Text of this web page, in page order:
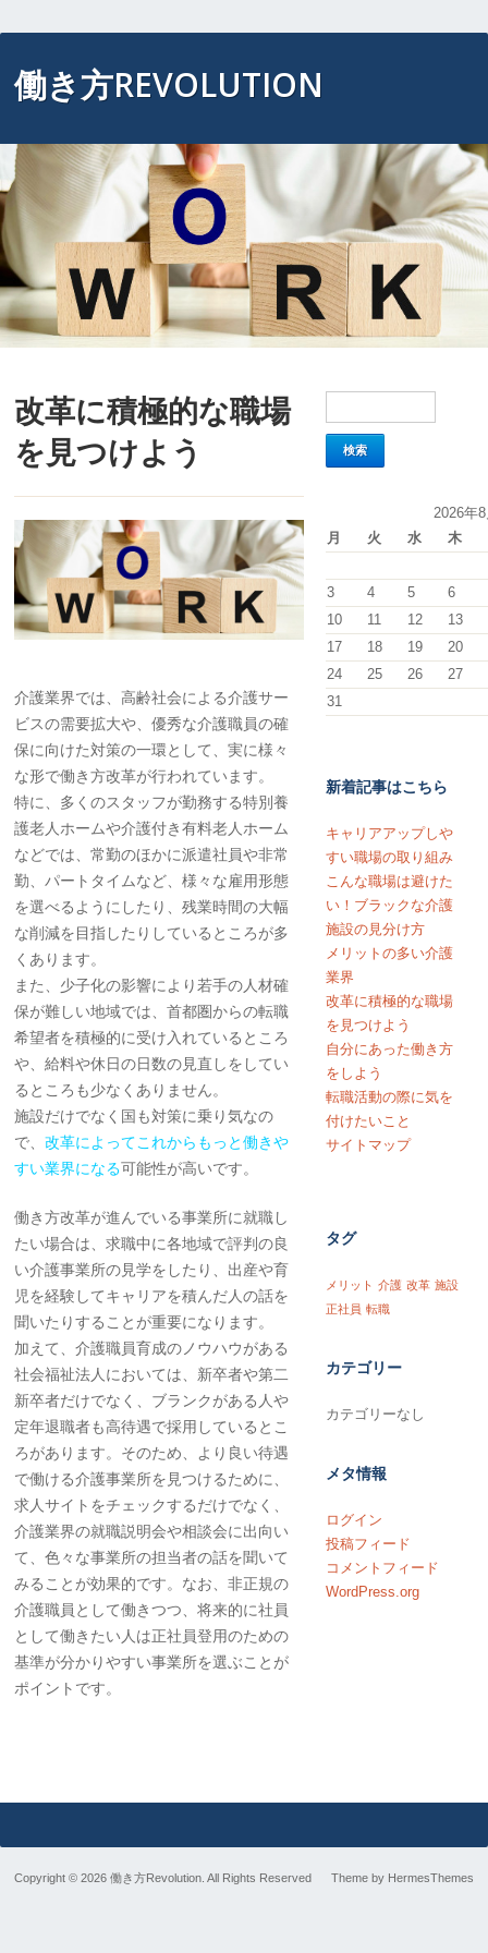
働き方REVOLUTION
改革に積極的な職場
を見つけよう
介護業界では、高齢社会による介護サー
ビスの需要拡大や、優秀な介護職員の確
保に向けた対策の一環として、実に様々
な形で働き方改革が行われています。
特に、多くのスタッフが勤務する特別養
護老人ホームや介護付き有料老人ホーム
などでは、常勤のほかに派遣社員や非常
勤、パートタイムなど、様々な雇用形態
を選べるようにしたり、残業時間の大幅
な削減を目指したりしているところが多
くあります。
また、少子化の影響により若手の人材確
保が難しい地域では、首都圏からの転職
希望者を積極的に受け入れているところ
や、給料や休日の日数の見直しをしてい
るところも少なくありません。
施設だけでなく国も対策に乗り気なの
で、改革によってこれからもっと働きや
すい業界になる可能性が高いです。
働き方改革が進んでいる事業所に就職し
たい場合は、求職中に各地域で評判の良
い介護事業所の見学をしたり、出産や育
児を経験してキャリアを積んだ人の話を
聞いたりすることが重要になります。
加えて、介護職員育成のノウハウがある
社会福祉法人においては、新卒者や第二
新卒者だけでなく、ブランクがある人や
定年退職者も高待遇で採用しているとこ
ろがあります。そのため、より良い待遇
で働ける介護事業所を見つけるために、
求人サイトをチェックするだけでなく、
介護業界の就職説明会や相談会に出向い
て、色々な事業所の担当者の話を聞いて
みることが効果的です。なお、非正規の
介護職員として働きつつ、将来的に社員
として働きたい人は正社員登用のための
基準が分かりやすい事業所を選ぶことが
ポイントです。
2026年
月
火 水 木
3 4 5 6
10
11 12 13
17
18 19 20
24
25 26 27
31
新着記事はこちら
キャリアアップしや
すい職場の取り組み
こんな職場は避けた
い！ブラックな介護
施設の見分け方
メリットの多い介護
業界
改革に積極的な職場
を見つけよう
自分にあった働き方
をしよう
転職活動の際に気を
付けたいこと
サイトマップ
タグ
メリット 介護 改革 施設
正社員 転職
カテゴリー
カテゴリーなし
メタ情報
ログイン
投稿フィード
コメントフィード
WordPress.org
Theme by HermesThemes
Copyright © 2026 働き方Revolution. All Rights Reserved